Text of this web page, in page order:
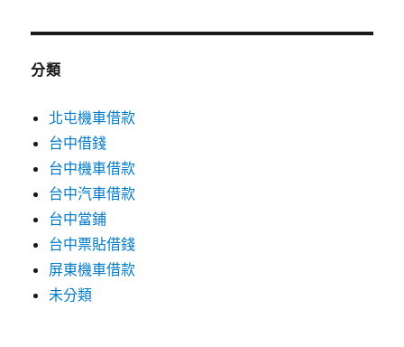
分類
北屯機車借款
台中借錢
台中機車借款
台中汽車借款
台中當鋪
台中票貼借錢
屏東機車借款
未分類